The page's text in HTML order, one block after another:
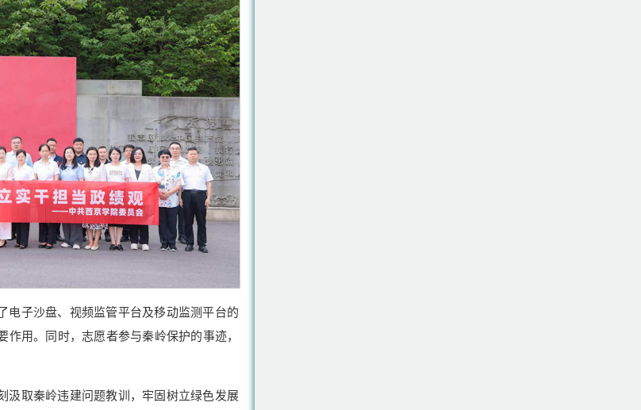
电子沙盘、视频监管平台及移动监测平台的
用。同时，志愿者参与秦岭保护的事迹，
汲取秦岭违建问题教训，牢固树立绿色发展